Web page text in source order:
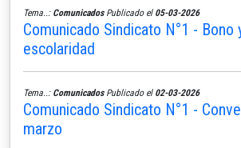
Tema..: ComunicadosPublicado el 05-03-2026
Comunicado Sindicato N°1 - Bono
escolaridad
Tema..: ComunicadosPublicado el 02-03-2026
Comunicado Sindicato N°1 -
marzo